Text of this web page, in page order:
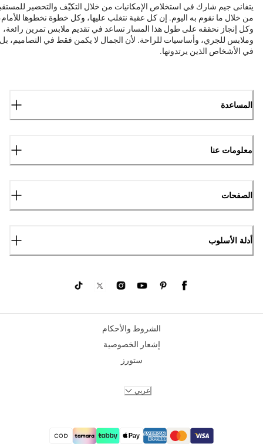
يتفانى جيم شارك في استخلاص الإمكانيات من خلال التكيّف والتحضير
من خلال ما نقوم به اليوم. إن كل عقبة نتغلب عليها، وكل خطوة نخطوها
وكل إنجاز نحققه على طول هذا المسار تساعد في تقديم ملابس تمرين رائعة،
وملابس للجري، وأساسيات للراحة. لأن الجمال لا يكمن فقط في التصاميم، بل
في الأشخاص الذين يرتدونها.
المساعدة
معلومات عنا
الصفحات
أدلة الأسلوب
الشروط والأحكام
إشعار الخصوصية
ستورز
عربي